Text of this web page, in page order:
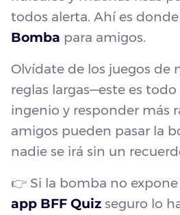
todos alerta. Ahí es
Bomba para amigos.
Olvídate de los juegos de
reglas largas—este es
ingenio y responder más
amigos pueden pasar la
nadie se irá sin un
👉 Si la bomba no
app BFF Quiz seguro lo